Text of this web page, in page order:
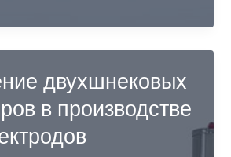
двухшнековых
в производстве